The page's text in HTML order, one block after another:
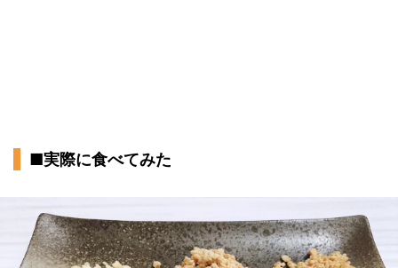
■実際に食べてみた